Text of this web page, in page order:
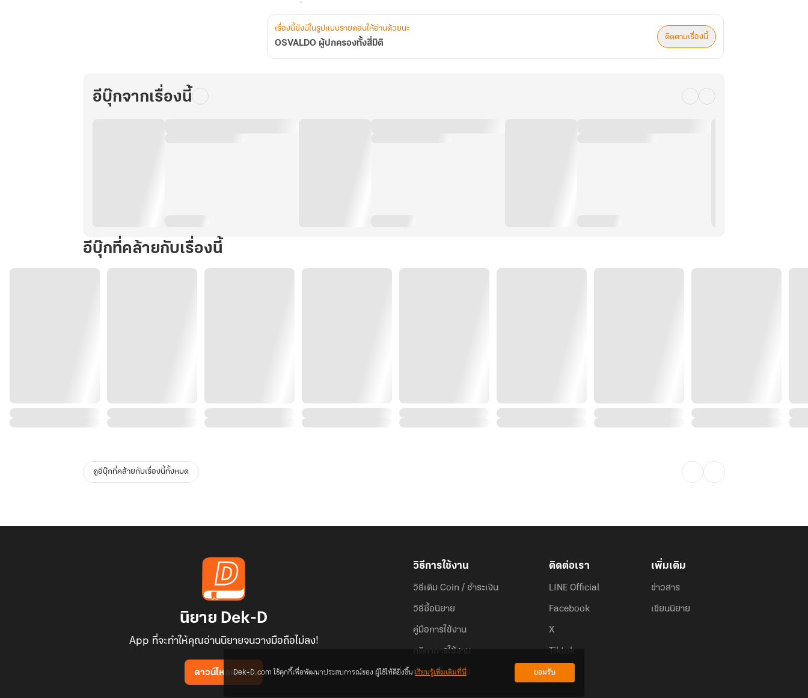
หากชื่นชอบ หรือมีคำติชม... บอกกันได้เลยนะคะ
ทุกการรีวิวคือกำลังใจ และแรงผลักดันให้ไรท์ได้พัฒนาฝีมือต่อไปค่ะ
ขอบคุณสำหรับนักอ่านทุกท่านที่อุดหนุนไรท์ล่วงหน้าด้วยนะคะ
เรื่องนี้ยังมีในรูปแบบรายตอนให้อ่านด้วยนะ
OSVALDO ผู้ปกครองทั้งสี่มิติ
ติดตามเรื่องนี้
อีบุ๊กจากเรื่องนี้
อีบุ๊กที่คล้ายกับเรื่องนี้
ดูอีบุ๊กที่คล้ายกับเรื่องนี้ทั้งหมด
นิยาย Dek-D
App ที่จะทำให้คุณอ่านนิยายจนวางมือถือไม่ลง!
ดาวน์โหลดแอป
วิธีการใช้งาน
วิธีเติม Coin / ชำระเงิน
วิธีซื้อนิยาย
คู่มือการใช้งาน
กติกาการใช้งาน
คำถามที่พบบ่อย
ติดต่อเรา
LINE Official
Facebook
X
Tiktok
เพิ่มเติม
ข่าวสาร
เขียนนิยาย
Dek-D.com ใช้คุกกี้เพื่อพัฒนาประสบการณ์ของ ผู้ใช้ให้ดียิ่งขึ้นเรียนรู้เพิ่มเติมที่นี่ ยอมรับ